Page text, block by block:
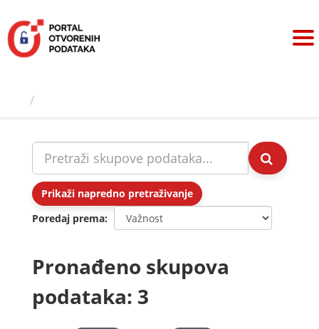
sadržaj
Prikaži napredno pretraživanje
Poredaj prema
Pronađeno skupova
podataka: 3